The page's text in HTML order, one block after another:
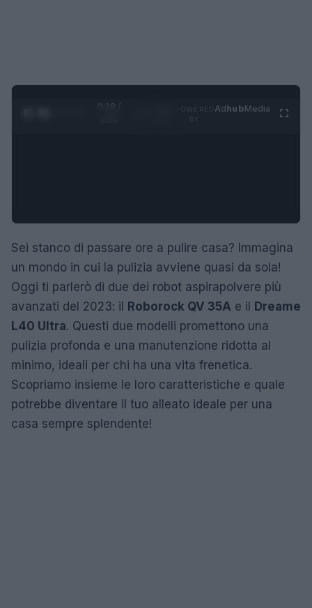
0:29 /
AdhubMedia
Sei stanco di passare ore a pulire casa? Immagina
un mondo in cui la pulizia avviene quasi da sola!
Oggi ti parlerò di due dei robot aspirapolvere più
avanzati del 2023: il Roborock QV 35A e il Dreame
L40 Ultra. Questi due modelli promettono una
pulizia profonda e una manutenzione ridotta al
minimo, ideali per chi ha una vita frenetica.
Scopriamo insieme le loro caratteristiche e quale
potrebbe diventare il tuo alleato ideale per una
casa sempre splendente!